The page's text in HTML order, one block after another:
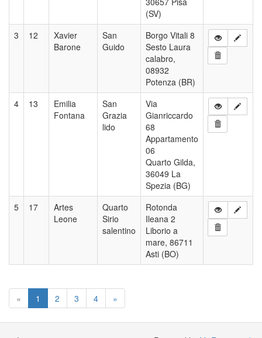
(SV)
3
12
Xavier
Barone
San
Guido
Borgo Vitali 8
Sesto Laura
calabro,
08932
Potenza (BR)
4
13
Emilia
Fontana
San
Grazia
lido
Via
Gianriccardo
68
Appartamento
06
Quarto Gilda,
36049 La
Spezia (BG)
5
17
Artes
Leone
Quarto
Sirio
salentino
Rotonda
Ileana 2
Liborio a
mare, 86711
Asti (BO)
« 1 2 3 4 »